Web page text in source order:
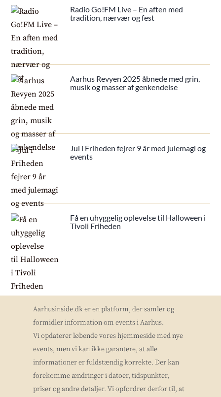
Radio Go!FM Live – En aften med
tradition, nærvær og fest
Aarhus Revyen 2025 åbnede med grin,
musik og masser af genkendelse
Jul i Friheden fejrer 9 år med julemagi og
events
Få en uhyggelig oplevelse til Halloween i
Tivoli Friheden
Aarhusinside.dk er en platform, der samler og
formidler information om events i Aarhus.
Vi opdaterer løbende vores hjemmeside med nye
events, men vi kan ikke garantere, at alle
informationer er fuldstændig korrekte. Der kan
forekomme ændringer i datoer, tidspunkter,
priser og andre detaljer. Vi opfordrer derfor til, at